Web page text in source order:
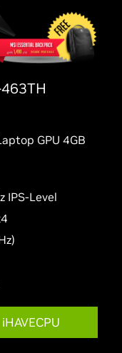
GPU 4GB
IPS-Level
iHAVECPU